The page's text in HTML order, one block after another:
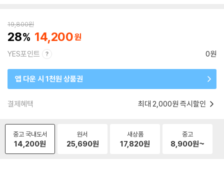
19,800원
28 14,200
YES포인트 0원
앱 다운 시 1천원 상품권
결제혜택 최대 2,000원 즉시할인
중고 국내도서
14,200원
원서
25,690원
새상품
17,820원
중고
8,900원~